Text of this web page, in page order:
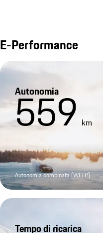
E-Performance
Autonomia
559 km
Autonomia combinata (WLTP)
Tempo di ricarica